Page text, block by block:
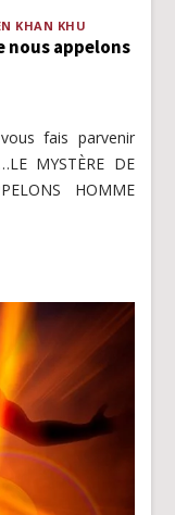
KHAN KHU
nous appelons
fais parvenir
MYSTÈRE DE
HOMME